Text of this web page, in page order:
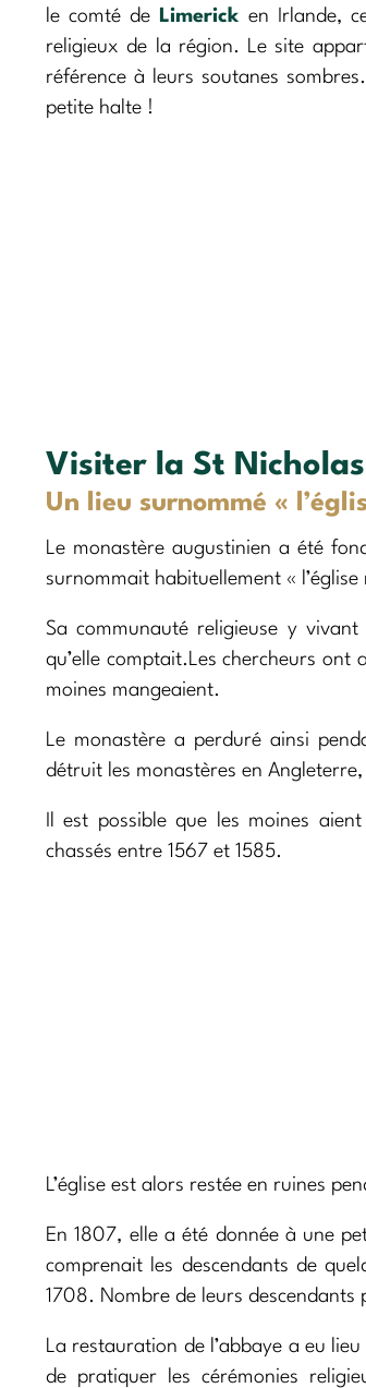
le comté de
Limerick en Irlande,
religieux de la région. Le site
référence à leurs soutanes
petite halte !
Visiter la St
Un lieu surnommé «
Le monastère augustinien a été
surnommait habituellement «
Sa communauté religieuse y
qu’elle comptait.Les chercheurs ont
moines mangeaient.
Le monastère a perduré ainsi
détruit les monastères en
Il est possible que les moines
chassés entre 1567 et 1585.
L’église est alors restée en ruines
En 1807, elle a été donnée à une
comprenait les descendants de
1708. Nombre de leurs
La restauration de l’abbaye a eu
de pratiquer les cérémonies